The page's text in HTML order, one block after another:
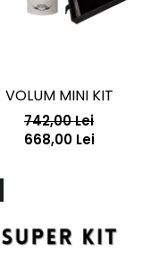
VOLUM MINI KIT
742,00 Lei
668,00 Lei